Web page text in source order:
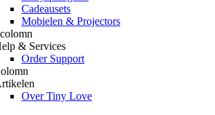
Cadeausets
Mobielen & Projectors
& Services
Order Support
Over Tiny Love